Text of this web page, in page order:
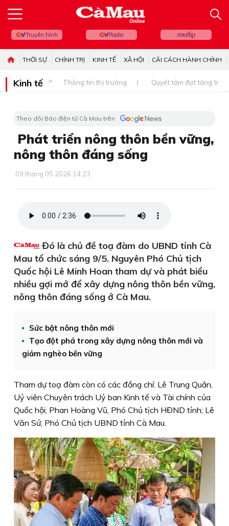
Truyền hình Radio ភាសាខ្មែរ
THỜI SỰ CHÍNH TRỊ KINH TẾ XÃ HỘI CẢI CÁCH HÀNH CHÍNH
Kinh tế Thông tin thị trường Quyết tâm đạt tăng
Theo dõi Báo điện tử Cà Mau trên
Phát triển nông thôn bền vững,
nông thôn đáng sống
09 tháng 05 2026 14:23
Đó là chủ đề toạ đàm do UBND tỉnh Cà
Mau tổ chức sáng 9/5. Nguyên Phó Chủ tịch
Quốc hội Lê Minh Hoan tham dự và phát biểu
nhiều gợi mở để xây dựng nông thôn bền vững,
nông thôn đáng sống ở Cà Mau.
Sức bật nông thôn mới
Tạo đột phá trong xây dựng nông thôn mới và
giảm nghèo bền vững
Tham dự toạ đàm còn có các đồng chí: Lê Trung Quân,
Uỷ viên Chuyên trách Uỷ ban Kinh tế và Tài chính của
Quốc hội; Phan Hoàng Vũ, Phó Chủ tịch HĐND tỉnh; Lê
Văn Sử, Phó Chủ tịch UBND tỉnh Cà Mau.